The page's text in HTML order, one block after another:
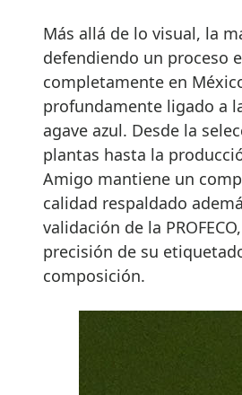
Más allá de lo visual, la
defendiendo un proceso
completamente en
profundamente ligado a
agave azul. Desde la
plantas hasta la
Amigo mantiene un
calidad respaldado
validación de la
precisión de su
composición.